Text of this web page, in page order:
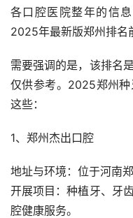
各口腔医院整年的信
2025年最新版郑州排名
需要强调的是，该排名
仅供参考。2025郑州
这些：
1、郑州杰出口腔
地址与环境：位于河南
开展项目：种植牙、牙
腔健康服务。